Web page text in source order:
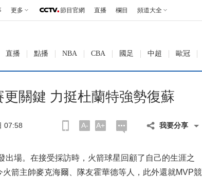
更多 節目官網 直播 欄目 頻道大全
直播 點播 NBA CBA 國足 中超 歐冠
關鍵 力挺杜蘭特強勢復蘇
07:58 A- A+ 我要分享
。在接受採訪時，火箭球星回顧了自己的生涯之
箭主帥麥克海爾、隊友霍華德等人，此外還就MVP競